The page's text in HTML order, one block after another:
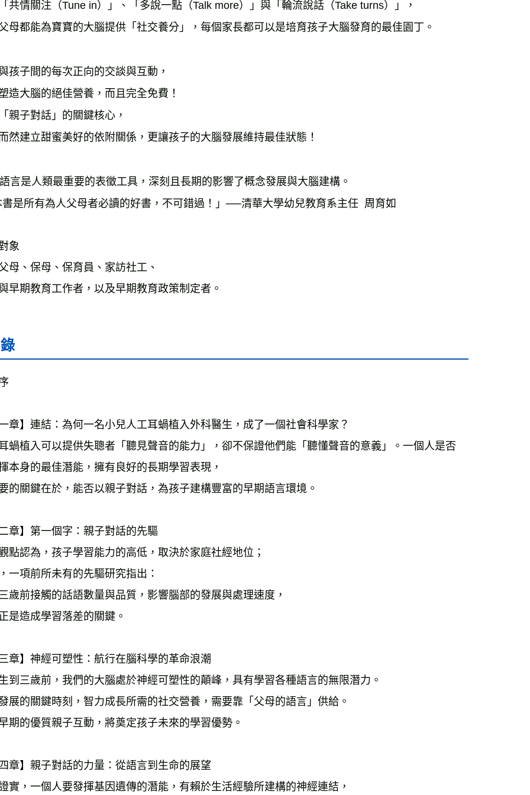
共情關注（Tune in）」、「多說一點（Talk more）」與「輪流說話（Take turns）」，
母都能為寶寶的大腦提供「社交養分」，每個家長都可以是培育孩子大腦發育的最佳園丁。
孩子間的每次正向的交談與互動，
造大腦的絕佳營養，而且完全免費！
親子對話」的關鍵核心，
然建立甜蜜美好的依附關係，更讓孩子的大腦發展維持最佳狀態！
象
母、保母、保育員、家訪社工、
早期教育工作者，以及早期教育政策制定者。
章】連結：為何一名小兒人工耳蝸植入外科醫生，成了一個社會科學家？
蝸植入可以提供失聰者「聽見聲音的能力」，卻不保證他們能「聽懂聲音的意義」。一個人是否
本身的最佳潛能，擁有良好的長期學習表現，
的關鍵在於，能否以親子對話，為孩子建構豐富的早期語言環境。
章】第一個字：親子對話的先驅
點認為，孩子學習能力的高低，取決於家庭社經地位；
一項前所未有的先驅研究指出：
歲前接觸的話語數量與品質，影響腦部的發展與處理速度，
是造成學習落差的關鍵。
章】神經可塑性：航行在腦科學的革命浪潮
到三歲前，我們的大腦處於神經可塑性的顛峰，具有學習各種語言的無限潛力。
展的關鍵時刻，智力成長所需的社交營養，需要靠「父母的語言」供給。
期的優質親子互動，將奠定孩子未來的學習優勢。
章】親子對話的力量：從語言到生命的展望
實，一個人要發揮基因遺傳的潛能，有賴於生活經驗所建構的神經連結，